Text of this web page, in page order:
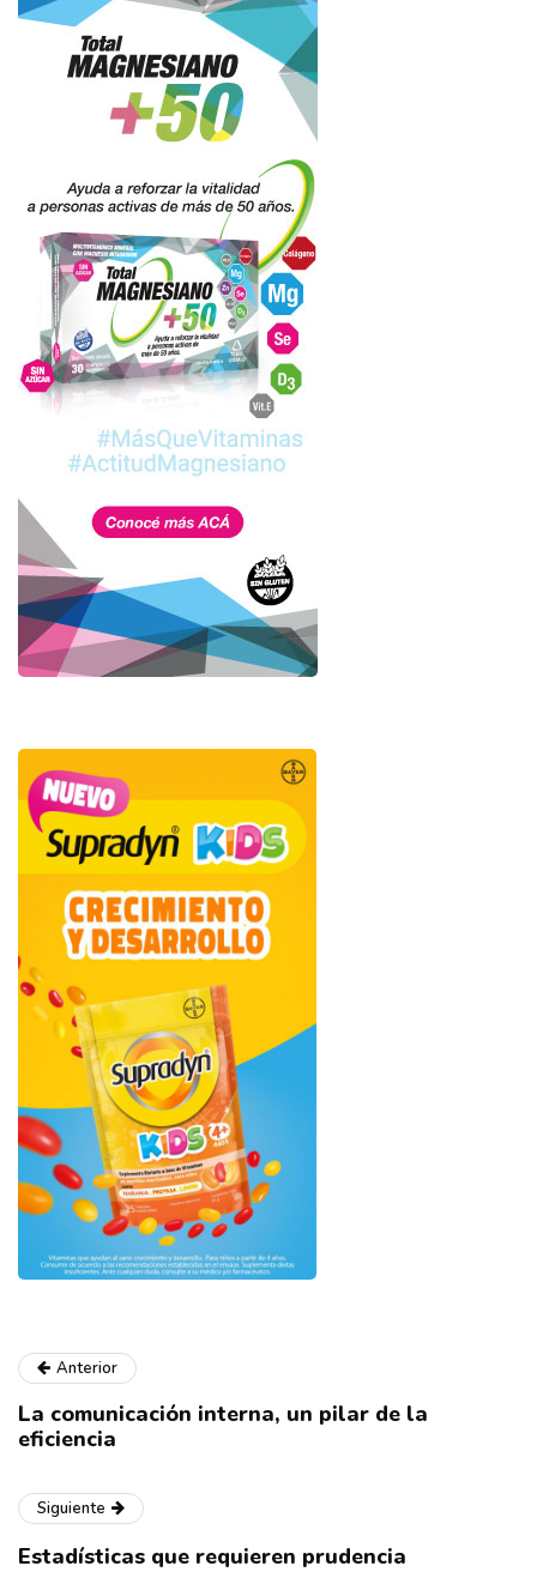
Anterior
La comunicación interna, un pilar de la
eficiencia
Siguiente
Estadísticas que requieren prudencia